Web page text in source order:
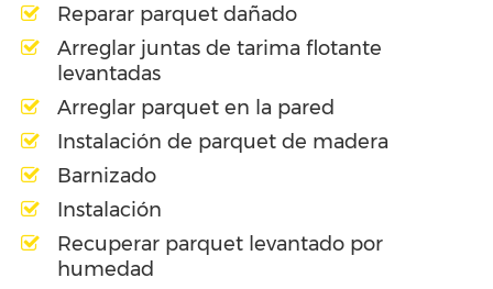
Reparar parquet dañado
Arreglar juntas de tarima flotante
levantadas
Arreglar parquet en la pared
Instalación de parquet de madera
Barnizado
Instalación
Recuperar parquet levantado por
humedad